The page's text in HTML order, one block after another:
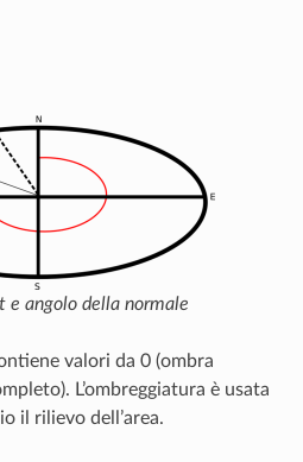
e angolo della normale
valori da 0 (ombra
L’ombreggiatura è usata
il rilievo dell’area.